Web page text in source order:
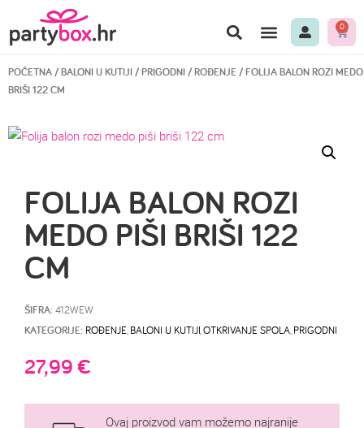
0
POČETNA/BALONI U KUTIJI/PRIGODNI/ROĐENJE/ FOLIJA BALON ROZI
BRIŠI 122 CM
FOLIJA BALON ROZI
MEDO PIŠI BRIŠI 122
CM
ŠIFRA: 412WEW
KATEGORIJE: ROĐENJE BALONI U KUTIJI OTKRIVANJE SPOLA PRIGODNI
27,99€
Ovaj proizvod vam možemo najranije